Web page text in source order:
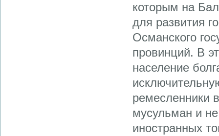
которым на
для развития
Османского
провинций. В
население
ремесленники
мусульман и
иностранных